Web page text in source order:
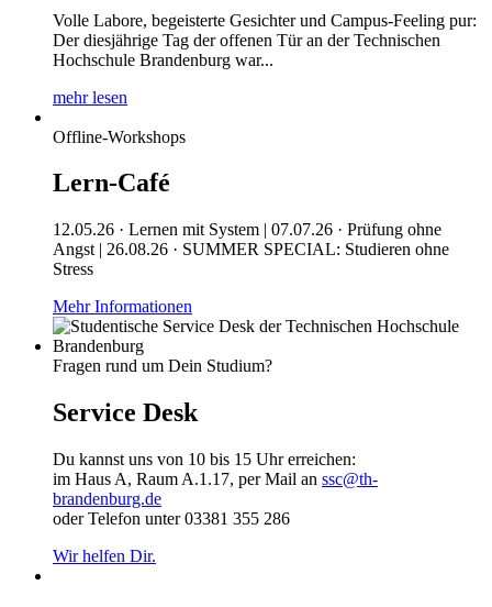
Volle Labore, begeisterte Gesichter und Campus-Feeling pur:
Der diesjährige Tag der offenen Tür an der Technischen
Hochschule Brandenburg war...
mehr lesen
Offline-Workshops
Lern-Café
12.05.26 · Lernen mit System | 07.07.26 · Prüfung ohne
Angst | 26.08.26 · SUMMER SPECIAL: Studieren ohne
Stress
Mehr Informationen
Fragen rund um Dein Studium?
Service Desk
Du kannst uns von 10 bis 15 Uhr erreichen:
im Haus A, Raum A.1.17, per Mail an ssc@th-
brandenburg.de
oder Telefon unter 03381 355 286
Wir helfen Dir.